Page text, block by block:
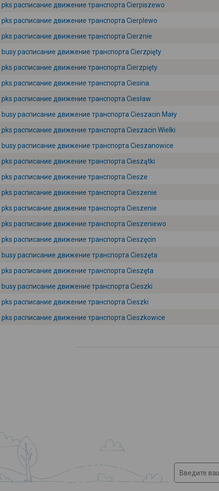
pks расписание движение транспорта Cierpiszewo
pks расписание движение транспорта Cierplewo
pks расписание движение транспорта Cierznie
busy расписание движение транспорта Cierzpięty
pks расписание движение транспорта Cierzpięty
pks расписание движение транспорта Ciesina
pks расписание движение транспорта Ciesław
busy расписание движение транспорта Cieszacin Mały
pks расписание движение транспорта Cieszacin Wielki
busy расписание движение транспорта Cieszanowice
pks расписание движение транспорта Cieszątki
pks расписание движение транспорта Ciesze
pks расписание движение транспорта Cieszenie
pks расписание движение транспорта Cieszenie
pks расписание движение транспорта Cieszeniewo
pks расписание движение транспорта Cieszęcin
busy расписание движение транспорта Cieszęta
pks расписание движение транспорта Cieszęta
busy расписание движение транспорта Cieszki
pks расписание движение транспорта Cieszki
pks расписание движение транспорта Cieszkowice